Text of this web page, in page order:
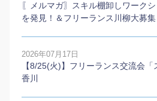
〖メルマガ〗スキル棚卸しワーク
を発見！＆フリーランス川柳大募集
2026年07月17日
【8/25(火)】フリーランス交流会
香川